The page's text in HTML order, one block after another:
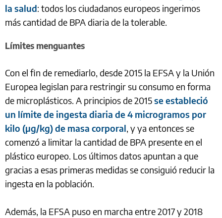
la salud: todos los ciudadanos europeos ingerimos
más cantidad de BPA diaria de la tolerable.
Límites menguantes
Con el fin de remediarlo, desde 2015 la EFSA y la Unión
Europea legislan para restringir su consumo en forma
de microplásticos. A principios de 2015se estableció
un límite de ingesta diaria de 4 microgramos por
kilo (µg/kg) de masa corporal, y ya entonces se
comenzó a limitar la cantidad de BPA presente en el
plástico europeo. Los últimos datos apuntan a que
gracias a esas primeras medidas se consiguió reducir la
ingesta en la población.
Además, la EFSA puso en marcha entre 2017 y 2018